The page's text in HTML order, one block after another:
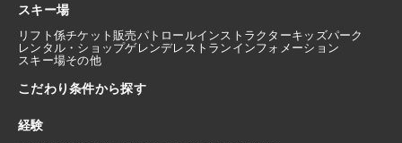
スキー場
リフト係チケット販売パトロールインストラクターキッズパーク
レンタル・ショップゲレンデレストラン インフォメーション
スキー場その他
こだわり条件から探す
経験